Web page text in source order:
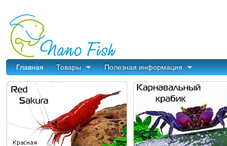
Главная Товары Полезная информация